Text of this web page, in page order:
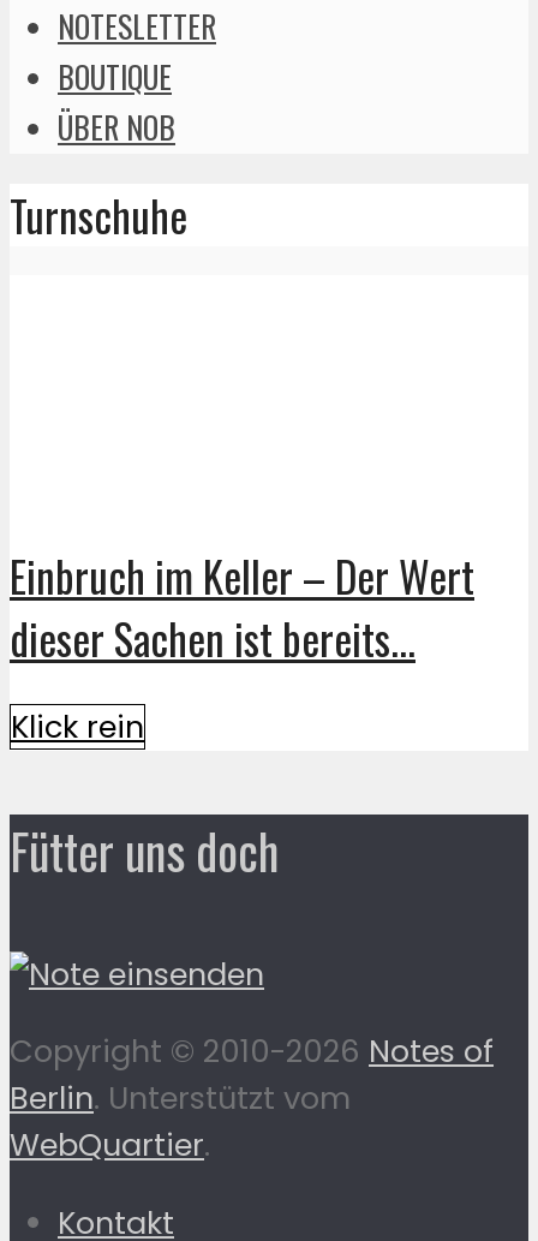
NOTESLETTER
BOUTIQUE
ÜBER NOB
Turnschuhe
Einbruch im Keller – Der Wert
dieser Sachen ist bereits...
Klick rein
Fütter uns doch
Copyright © 2010-2026 Notes of
Berlin. Unterstützt vom
WebQuartier.
Kontakt